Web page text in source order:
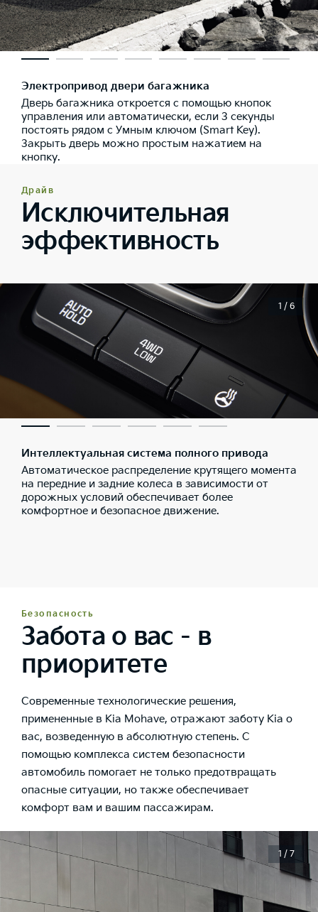
Электропривод двери багажника
Дверь багажника откроется с помощью кнопок
управления или автоматически, если 3 секунды
постоять рядом с Умным ключом (Smart Key).
Закрыть дверь можно простым нажатием на
кнопку.
Драйв
Исключительная
эффективность
Интеллектуальная система полного привода
Автоматическое распределение крутящего момента
на передние и задние колеса в зависимости от
дорожных условий обеспечивает более
комфортное и безопасное движение.
1 / 6
Безопасность
Забота о вас - в
приоритете
Современные технологические решения,
примененные в Kia Mohave, отражают заботу Kia о
вас, возведенную в абсолютную степень. С
помощью комплекса систем безопасности
автомобиль помогает не только предотвращать
опасные ситуации, но также обеспечивает
комфорт вам и вашим пассажирам.
1 / 7